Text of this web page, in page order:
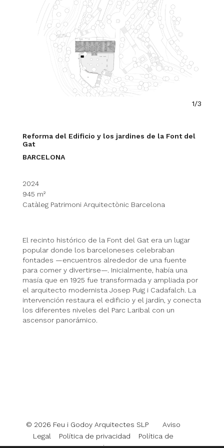
1/3
Reforma del Edificio y los jardines de la Font del
Gat
BARCELONA
2024
945 m²
Catàleg Patrimoni Arquitectònic Barcelona
El recinto histórico de la Font del Gat era un lugar
popular donde los barceloneses celebraban
fontades —encuentros alrededor de una fuente
para comer y divertirse—. Inicialmente, había una
masía que en 1925 fue transformada y ampliada por
el arquitecto modernista Josep Puig i Cadafalch. La
intervención restaura el edificio y el jardín, y conecta
los diferentes niveles del Parc Laribal con un
ascensor panorámico.
© 2026 Feu i Godoy Arquitectes SLP Aviso
Legal
Política de privacidad
Política de